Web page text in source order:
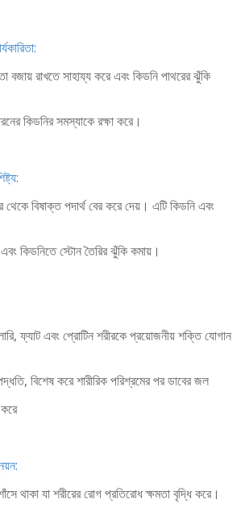
বজায় রাখতে সাহায্য করে এবং কিডনি পাথরের ঝুঁকি
কিডনির সমস্যাকে রক্ষা করে।
বিষাক্ত পদার্থ বের করে দেয়। এটি কিডনি এবং
কিডনিতে স্টোন তৈরির ঝুঁকি কমায়।
ফ্যাট এবং প্রোটিন শরীরকে প্রয়োজনীয় শক্তি যোগান
বিশেষ করে শারীরিক পরিশ্রমের পর ডাবের জল
থাকা যা শরীরের রোগ প্রতিরোধ ক্ষমতা বৃদ্ধি করে।